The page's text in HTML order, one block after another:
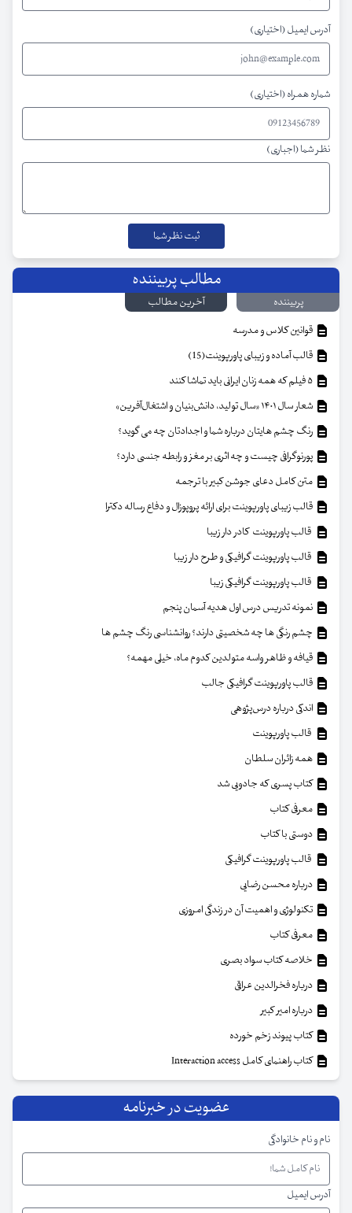
آدرس ایمیل (اختیاری)
شماره همراه (اختیاری)
نظر شما (اجباری)
مطالب پربیننده
پربیننده
آخرین مطالب
قوانین کلاس و مدرسه
قالب آماده و زیبای پاورپوینت(15)
شعار سال ۱۴۰۱ «سال تولید، دانش‌بنیان و اشتغال‌آفرین»
رنگ چشم هایتان درباره شما و اجدادتان چه می گوید؟
پورنوگرافی چیست و چه اثری بر مغز و رابطه جنسی دارد؟
متن کامل دعای جوشن کبیر با ترجمه
قالب زیبای پاورپوینت برای ارائه پروپوزال و دفاع رساله دکترا
قالب پاورپوینت کادر دار زیبا
قالب پاورپوینت گرافیکی و طرح دار زیبا
قالب پاورپوینت گرافیکی زیبا
نمونه تدریس درس اول هدیه آسمان پنجم
چشم رنگی ها چه شخصیتی دارند؟ روانشناسی رنگ چشم ها
قیافه و ظاهر واسه متولدین کدوم ماه، خیلی مهمه؟
قالب پاورپوینت گرافیکی جالب
اندکی درباره درس‌پژوهی
قالب پاورپوینت
همه زائران سلطان
کتاب پسری که جادویی شد
معرفی کتاب
دوستی با کتاب
قالب پاورپوینت گرافیکی
درباره محسن رضایی
تکنولوژی و اهمیت آن در زندگی امروزی
معرفی کتاب
خلاصه کتاب سواد بصری
درباره فخرالدین عراقی
درباره امیر کبیر
کتاب پیوند زخم خورده
کتاب راهنمای کامل Interaction access
عضویت در خبرنامه
نام و نام خانوادگی
آدرس ایمیل